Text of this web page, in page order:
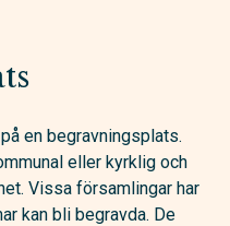
en begravningsplats.
eller kyrklig och
Vissa församlingar har
kan bli begravda. De